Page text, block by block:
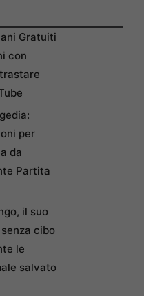
Gratuiti
con
per
da
Partita
il suo
cibo
le
salvato